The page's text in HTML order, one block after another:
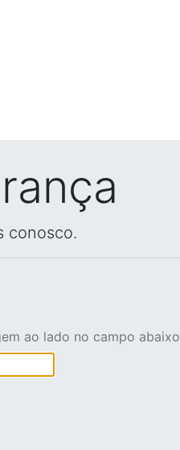
conosco.
ao lado no campo abaixo